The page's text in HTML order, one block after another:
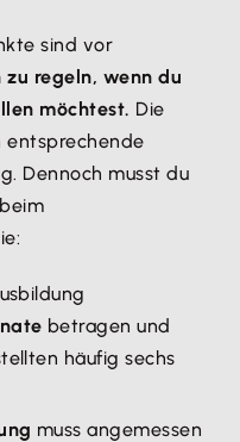
sind vor
regeln, wenn du
möchtest. Die
entsprechende
Dennoch musst du
betragen und
häufig sechs
muss angemessen